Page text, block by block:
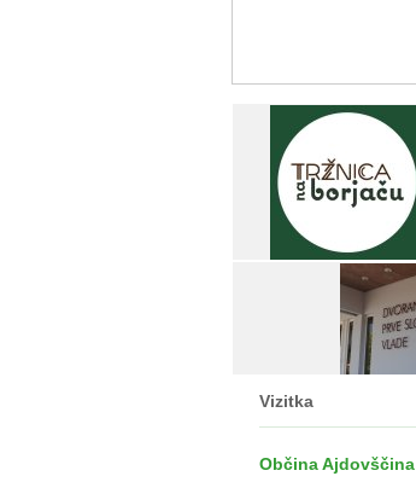
Vizitka
Občina Ajdovščina